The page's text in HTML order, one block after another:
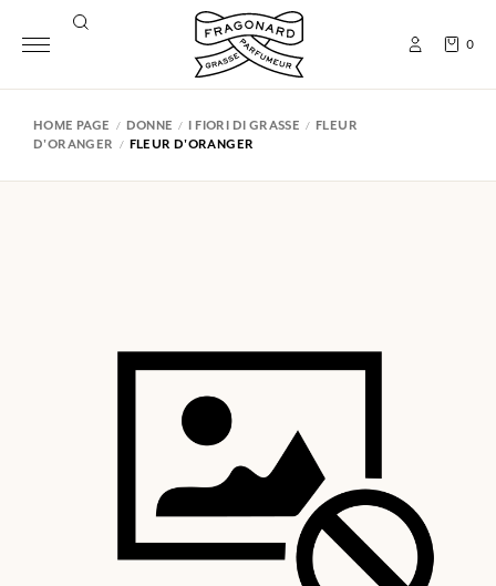
0
HOME PAGE DONNE I FIORI DI GRASSE
FLEUR
D'ORANGER
FLEUR D'ORANGER